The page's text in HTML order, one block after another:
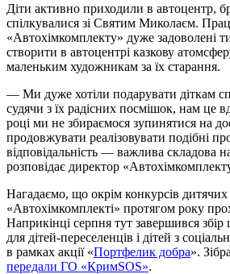
Діти активно приходили в автоцентр,
спілкувалися зі Святим Миколаєм.
«Автохімкомплекту» дуже задоволені
створити в автоцентрі казкову
маленьким художникам за їх старання.
— Ми дуже хотіли подарувати діткам
судячи з їх радісних посмішок, нам це
році ми не збираємося зупинятися на
продовжувати реалізовувати подібні
відповідальність — важлива складова
розповідає директор
Нагадаємо, що окрім конкурсів
«Автохімкомплекті» протягом року
Наприкінці серпня тут завершився
для дітей-переселенців і дітей з
в рамках акції «Портфелик добра».
передали ГО «КримSOS».